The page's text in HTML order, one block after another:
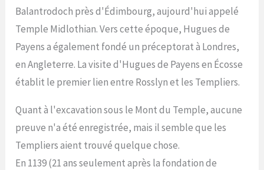
Balantrodoch près d'Édimbourg, aujourd'hui appelé
Temple Midlothian. Vers cette époque, Hugues de
Payens a également fondé un préceptorat à Londres,
en Angleterre. La visite d'Hugues de Payens en Écosse
établit le premier lien entre Rosslyn et les Templiers.
Quant à l'excavation sous le Mont du Temple, aucune
preuve n'a été enregistrée, mais il semble que les
Templiers aient trouvé quelque chose.
En 1139 (21 ans seulement après la fondation de